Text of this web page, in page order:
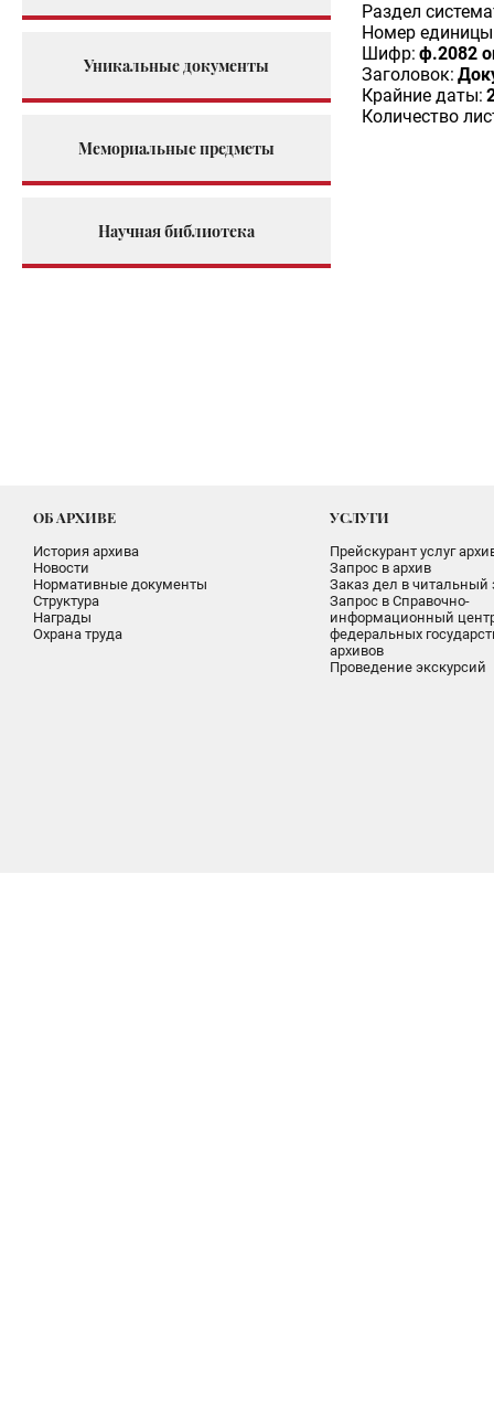
Уникальные документы
Мемориальные предметы
Научная библиотека
Раздел
Номер единицы
Шифр: ф.2082
Заголовок:
Крайние даты:
Количество
ОБ АРХИВЕ
История архива
Новости
Нормативные документы
Структура
Награды
Охрана труда
УСЛУГИ
Прейскурант услуг
Запрос в архив
Заказ дел в читальный
Запрос в Справочно-
информационный
федеральных
архивов
Проведение экскурсий